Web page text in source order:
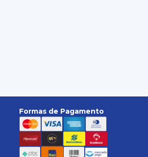
Formas de Pagamento